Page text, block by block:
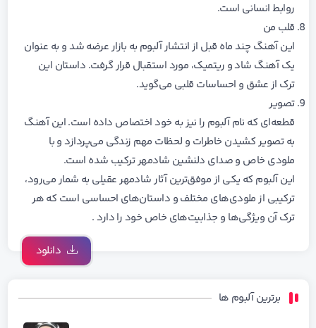
برترین آلبوم ها
روابط انسانی است.
قلب من
این آهنگ چند ماه قبل از انتشار آلبوم به بازار عرضه شد و به عنوان
یک آهنگ شاد و ریتمیک، مورد استقبال قرار گرفت. داستان این
ترک از عشق و احساسات قلبی می‌گوید.
تصویر
قطعه‌ای که نام آلبوم را نیز به خود اختصاص داده است. این آهنگ
به تصویر کشیدن خاطرات و لحظات مهم زندگی می‌پردازد و با
ملودی خاص و صدای دلنشین شادمهر ترکیب شده است.
این آلبوم که یکی از موفق‌ترین آثار شادمهر عقیلی به شمار می‌رود،
ترکیبی از ملودی‌های مختلف و داستان‌های احساسی است که هر
ترک آن ویژگی‌ها و جذابیت‌های خاص خود را دارد .
دانلود